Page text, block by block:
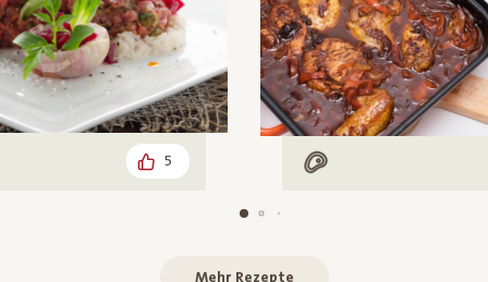
5 Mit Fleisch
Mehr Rezepte